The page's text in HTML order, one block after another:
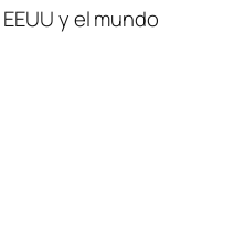
y el mundo